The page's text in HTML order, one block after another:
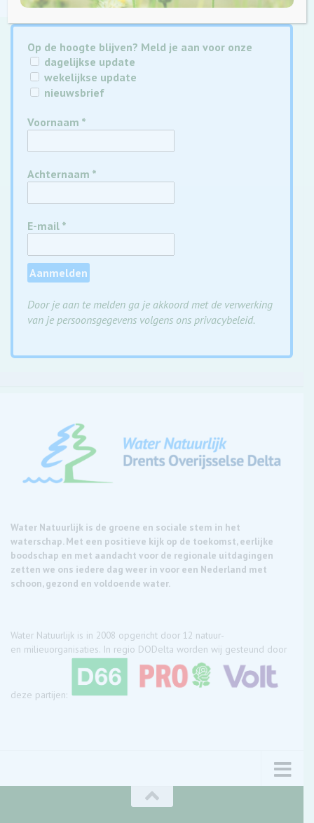
Op de hoogte blijven? Meld je aan voor onze
dagelijkse update
wekelijkse update
nieuwsbrief
Voornaam *
Achternaam *
E-mail *
Door je aan te melden ga je akkoord met de verwerking
van je persoonsgegevens volgens ons privacybeleid.
Water Natuurlijk is de groene en sociale stem in het
waterschap. Met een positieve kijk op de toekomst, eerlijke
boodschap en met aandacht voor de regionale uitdagingen
zetten we ons iedere dag weer in voor een Nederland met
schoon, gezond en voldoende water.
Water Natuurlijk is in 2008 opgericht door 12 natuur-
en milieuorganisaties. In regio DODelta worden wij gesteund door
deze partijen: